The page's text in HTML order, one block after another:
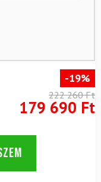
-19%
222 260 Ft
179 690 Ft